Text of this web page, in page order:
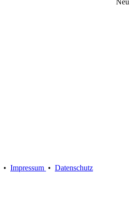
Neu
• Impressum • Datenschutz